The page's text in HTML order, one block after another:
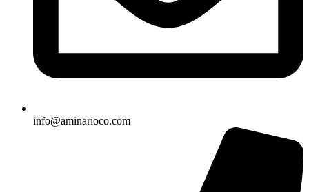
info@aminarioco.com